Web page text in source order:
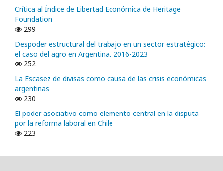
Crítica al Índice de Libertad Económica de Heritage
Foundation
299
Despoder estructural del trabajo en un sector estratégico:
el caso del agro en Argentina, 2016-2023
252
La Escasez de divisas como causa de las crisis económicas
argentinas
230
El poder asociativo como elemento central en la disputa
por la reforma laboral en Chile
223